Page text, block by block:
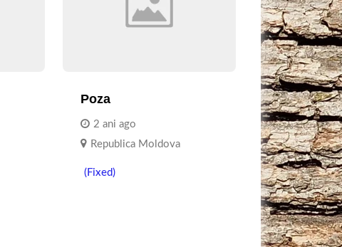
Poza
2 ani ago
Republica Moldova
(Fixed)